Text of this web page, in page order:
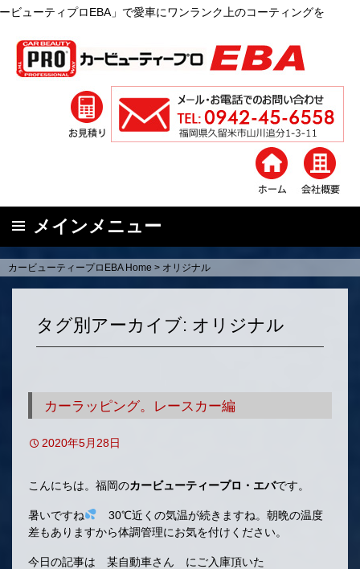
EBA」で愛車にワンランク上のコーティングを
メインメニュー
コカービューティープロEBA Home > オリジナル
タグ別アーカイブ: オリジナル
カーラッピング。レースカー編
2020年5月28日
こんにちは。福岡のカービューティープロ・エバです。
暑いですね
30℃近くの気温が続きますね。朝晩の温度
差もありますから体調管理にお気を付けください。
今日の記事は 某自動車さん にご入庫頂いた